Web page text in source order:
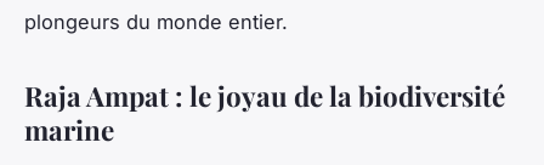
plongeurs du monde entier.
Raja Ampat : le joyau de la biodiversité
marine